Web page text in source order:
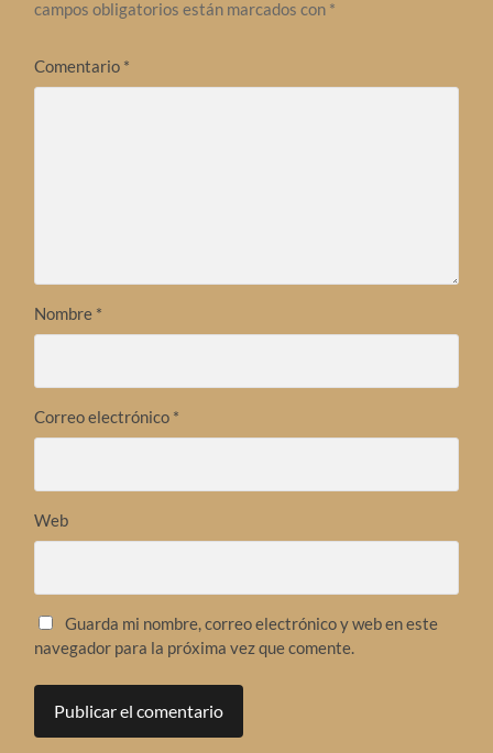
campos obligatorios están marcados con *
Comentario *
Nombre *
Correo electrónico *
Web
Guarda mi nombre, correo electrónico y web en este
navegador para la próxima vez que comente.